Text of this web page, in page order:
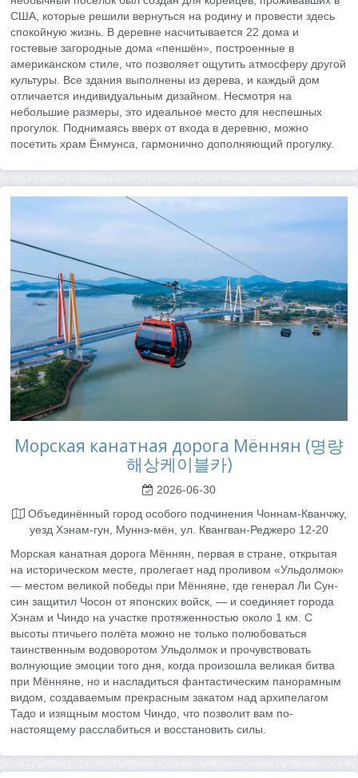
США, которые решили вернуться на родину и провести здесь
спокойную жизнь. В деревне насчитывается 22 дома и
гостевые загородные дома «пеншён», построенные в
американском стиле, что позволяет ощутить атмосферу другой
культуры. Все здания выполнены из дерева, и каждый дом
отличается индивидуальным дизайном. Несмотря на
небольшие размеры, это идеальное место для неспешных
прогулок. Поднимаясь вверх от входа в деревню, можно
посетить храм Ёнмунса, гармонично дополняющий прогулку.
Морская канатная дорога Мённян (명량
해상케이블카)
2026-06-30
Объединённый город особого подчинения Чоннам-Кванчжу,
уезд Хэнам-гун, Муннэ-мён, ул. Квангван-Реджеро 12-20
Морская канатная дорога Мённян, первая в стране, открытая
на историческом месте, пролегает над проливом «Ульдолмок»
— местом великой победы при Мённяне, где генерал Ли Сун-
син защитил Чосон от японских войск, — и соединяет города
Хэнам и Чиндо на участке протяженностью около 1 км. С
высоты птичьего полёта можно не только полюбоваться
таинственным водоворотом Ульдолмок и прочувствовать
волнующие эмоции того дня, когда произошла великая битва
при Мённяне, но и насладиться фантастическим панорамным
видом, создаваемым прекрасным закатом над архипелагом
Тадо и изящным мостом Чиндо, что позволит вам по-
настоящему расслабиться и восстановить силы.